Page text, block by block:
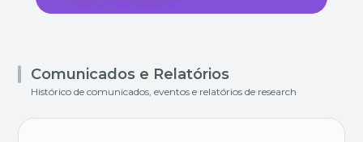
Comunicados e Relatórios
Histórico de comunicados, eventos e relatórios de research